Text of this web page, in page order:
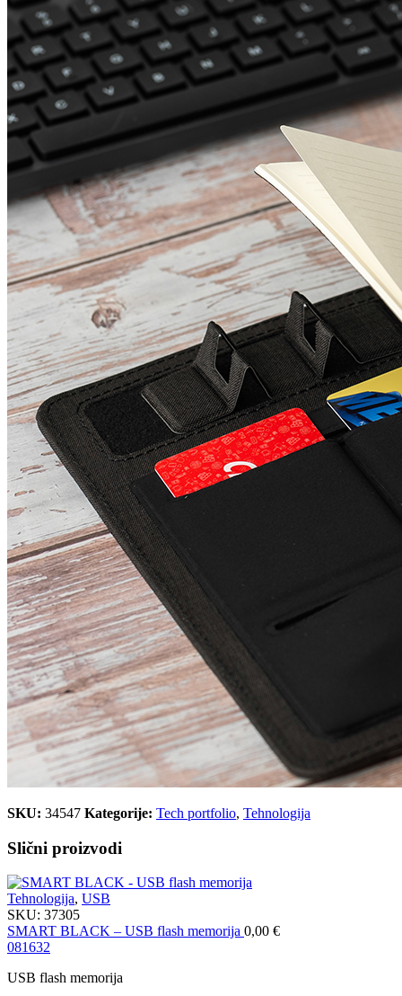
SKU: 34547 Kategorije: Tech portfolio, Tehnologija
Slični proizvodi
Tehnologija, USB
SKU: 37305
SMART BLACK – USB flash memorija 0,00 €
081632
USB flash memorija